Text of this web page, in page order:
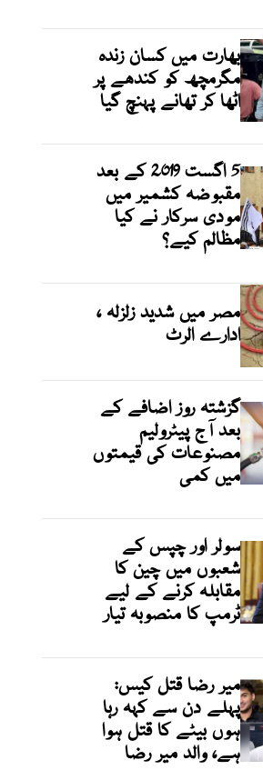
بھارت میں کسان زندہ
مگرمچھ کو کندھے پر
اٹھا کر تھانے پہنچ گیا
5 اگست 2019 کے بعد
مقبوضہ کشمیر میں
مودی سرکار نے کیا
مظالم کیے؟
مصر میں شدید زلزلہ ،
ادارے الرٹ
گزشتہ روز اضافے کے
بعد آج پیٹرولیم
مصنوعات کی قیمتوں
میں کمی
سولر اور چپس کے
شعبوں میں چین کا
مقابلہ کرنے کے لیے
ٹرمپ کا منصوبہ تیار
میر رضا قتل کیس:
پہلے دن سے کہہ رہا
ہوں بیٹے کا قتل ہوا
ہے، والد میر رضا